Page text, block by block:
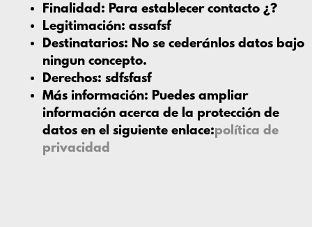
Finalidad: Para establecer contacto ¿?
Legitimación: assafsf
Destinatarios: No se cederánlos datos bajo
ningun concepto.
Derechos: sdfsfasf
Más información: Puedes ampliar
información acerca de la protección de
datos en el siguiente enlace:política de
privacidad